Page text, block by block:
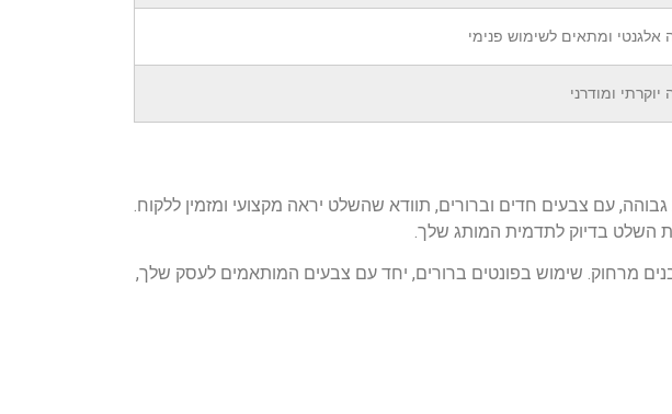
אלגנטי ומתאים לשימוש פנימי
ומודרני
עם צבעים חדים וברורים, תוודא שהשלט יראה מקצועי ומזמין ללקוח.
השלט בדיוק לתדמית המותג שלך.
מרחוק. שימוש בפונטים ברורים, יחד עם צבעים המותאמים לעסק שלך,